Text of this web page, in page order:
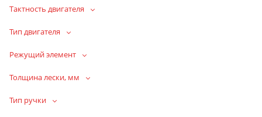
Тактность двигателя
Тип двигателя
Режущий элемент
Толщина лески, мм
Тип ручки